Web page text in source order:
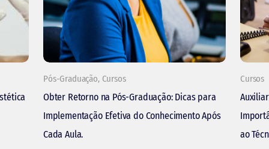
Pós-Graduação, Cursos
Obter Retorno na Pós-Graduação: Dicas para
Implementação Efetiva do Conhecimento Após
Cada Aula.
Cursos
ao